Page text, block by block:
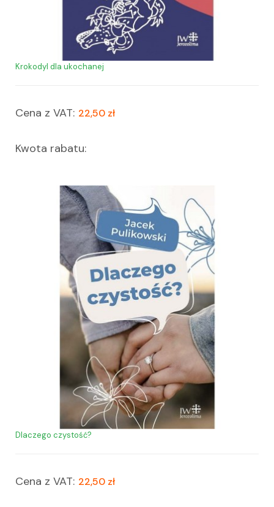
Krokodyl dla ukochanej
Cena z VAT: 22,50 zł
Kwota rabatu:
Dlaczego czystość?
Cena z VAT: 22,50 zł